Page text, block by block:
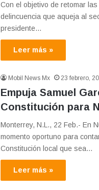
Con el objetivo de retomar
delincuencia que aqueja al
presidente…
Leer más »
Mobil News Mx 23 febrero,
Empuja Samuel
Constitución para
Monterrey, N.L., 22 Feb.- En
momento oportuno para
Constitución local que sea…
Leer más »